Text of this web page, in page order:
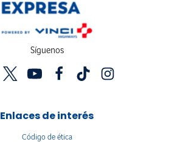
Síguenos
Enlaces de interés
Código de ética